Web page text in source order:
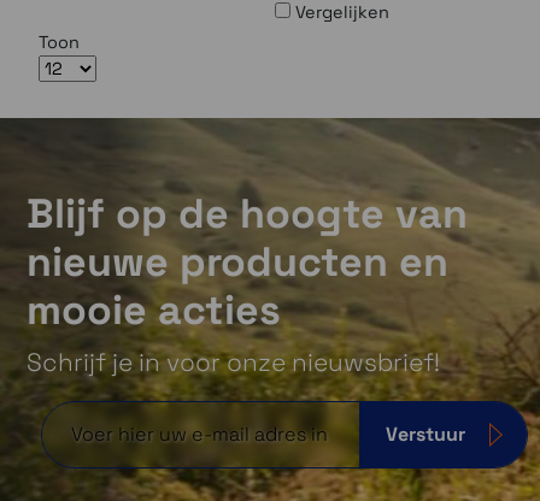
Vergelijken
Toon
Blijf op de hoogte van
nieuwe producten en
mooie acties
Schrijf je in voor onze nieuwsbrief!
Verstuur